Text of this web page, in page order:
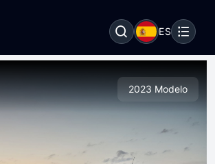
ES
2023 Modelo